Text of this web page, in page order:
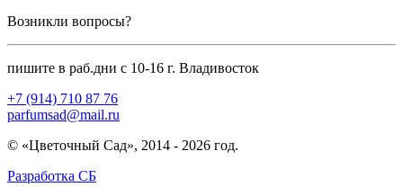
Возникли вопросы?
пишите в раб.дни с 10-16 г. Владивосток
+7 (914) 710 87 76
parfumsad@mail.ru
© «Цветочный Сад», 2014 - 2026 год.
Разработка СБ